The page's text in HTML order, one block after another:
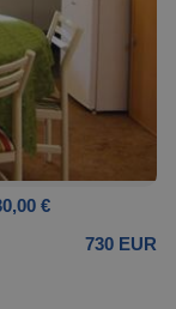
€
730 EUR